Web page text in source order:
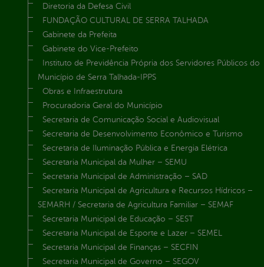
Diretoria da Defesa Civil
FUNDAÇÃO CULTURAL DE SERRA TALHADA
Gabinete da Prefeita
Gabinete do Vice-Prefeito
Instituto de Previdência Própria dos Servidores Públicos do
Município de Serra Talhada-IPPS
Obras e Infraestrutura
Procuradoria Geral do Município
Secretaria de Comunicação Social e Audiovisual
Secretaria de Desenvolvimento Econômico e Turismo
Secretaria de Iluminação Pública e Energia Elétrica
Secretaria Municipal da Mulher – SEMU
Secretaria Municipal de Administração – SAD
Secretaria Municipal de Agricultura e Recursos Hídricos –
SEMARH / Secretaria de Agricultura Familiar – SEMAF
Secretaria Municipal de Educação – SEST
Secretaria Municipal de Esporte e Lazer – SEMEL
Secretaria Municipal de Finanças – SECFIN
Secretaria Municipal de Governo – SEGOV